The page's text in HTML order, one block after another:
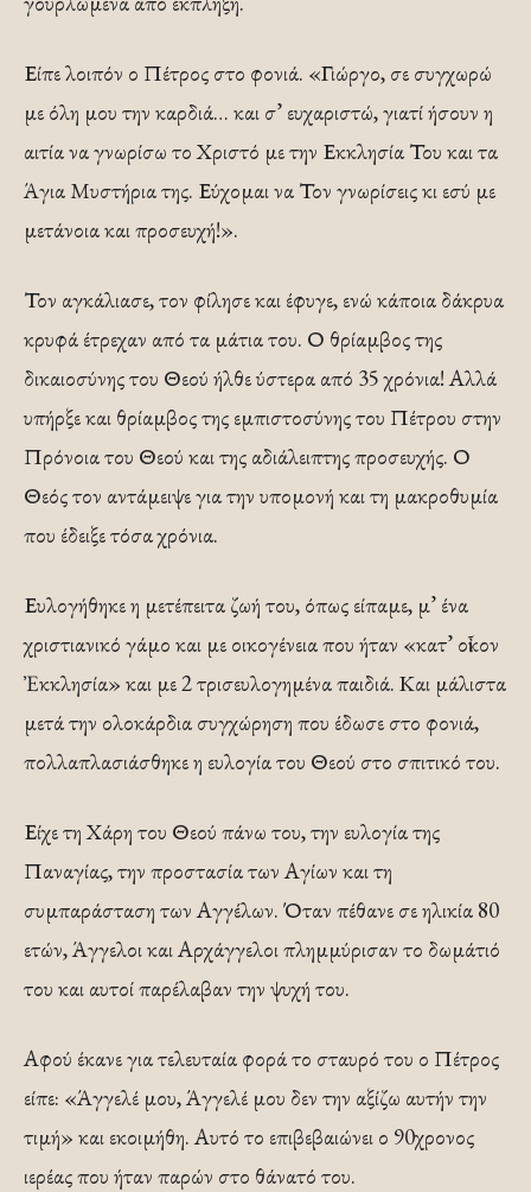
Είπε λοιπόν ο Πέτρος στο φονιά. «Γιώργο, σε συγχωρώ
με όλη μου την καρδιά… και σ’ ευχαριστώ, γιατί ήσουν η
αιτία να γνωρίσω το Χριστό με την Εκκλησία Του και τα
Άγια Μυστήρια της. Εύχομαι να Τον γνωρίσεις κι εσύ με
μετάνοια και προσευχή!».
Τον αγκάλιασε, τον φίλησε και έφυγε, ενώ κάποια δάκρυα
κρυφά έτρεχαν από τα μάτια του. Ο θρίαμβος της
δικαιοσύνης του Θεού ήλθε ύστερα από 35 χρόνια! Αλλά
υπήρξε και θρίαμβος της εμπιστοσύνης του Πέτρου στην
Πρόνοια του Θεού και της αδιάλειπτης προσευχής. Ο
Θεός τον αντάμειψε για την υπομονή και τη μακροθυμία
που έδειξε τόσα χρόνια.
Ευλογήθηκε η μετέπειτα ζωή του, όπως είπαμε, μ’ ένα
χριστιανικό γάμο και με οικογένεια που ήταν «κατ’ οἶκον
Ἐκκλησία» και με 2 τρισευλογημένα παιδιά. Και μάλιστα
μετά την ολοκάρδια συγχώρηση που έδωσε στο φονιά,
πολλαπλασιάσθηκε η ευλογία του Θεού στο σπιτικό του.
Είχε τη Χάρη του Θεού πάνω του, την ευλογία της
Παναγίας, την προστασία των Αγίων και τη
συμπαράσταση των Αγγέλων. Όταν πέθανε σε ηλικία 80
ετών, Άγγελοι και Αρχάγγελοι πλημμύρισαν το δωμάτιό
του και αυτοί παρέλαβαν την ψυχή του.
Αφού έκανε για τελευταία φορά το σταυρό του ο Πέτρος
είπε: «Άγγελέ μου, Άγγελέ μου δεν την αξίζω αυτήν την
τιμή» και εκοιμήθη. Αυτό το επιβεβαιώνει ο 90χρονος
ιερέας που ήταν παρών στο θάνατό του.